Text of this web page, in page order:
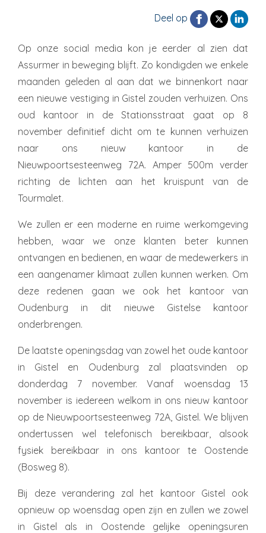
Deel op
Op onze social media kon je eerder al zien dat
Assurmer in beweging blijft. Zo kondigden we enkele
maanden geleden al aan dat we binnenkort naar
een nieuwe vestiging in Gistel zouden verhuizen. Ons
oud kantoor in de Stationsstraat gaat op 8
november definitief dicht om te kunnen verhuizen
naar ons nieuw kantoor in de
Nieuwpoortsesteenweg 72A. Amper 500m verder
richting de lichten aan het kruispunt van de
Tourmalet.
We zullen er een moderne en ruime werkomgeving
hebben, waar we onze klanten beter kunnen
ontvangen en bedienen, en waar de medewerkers in
een aangenamer klimaat zullen kunnen werken. Om
deze redenen gaan we ook het kantoor van
Oudenburg in dit nieuwe Gistelse kantoor
onderbrengen.
De laatste openingsdag van zowel het oude kantoor
in Gistel en Oudenburg zal plaatsvinden op
donderdag 7 november. Vanaf woensdag 13
november is iedereen welkom in ons nieuw kantoor
op de Nieuwpoortsesteenweg 72A, Gistel. We blijven
ondertussen wel telefonisch bereikbaar, alsook
fysiek bereikbaar in ons kantoor te Oostende
(Bosweg 8).
Bij deze verandering zal het kantoor Gistel ook
opnieuw op woensdag open zijn en zullen we zowel
in Gistel als in Oostende gelijke openingsuren